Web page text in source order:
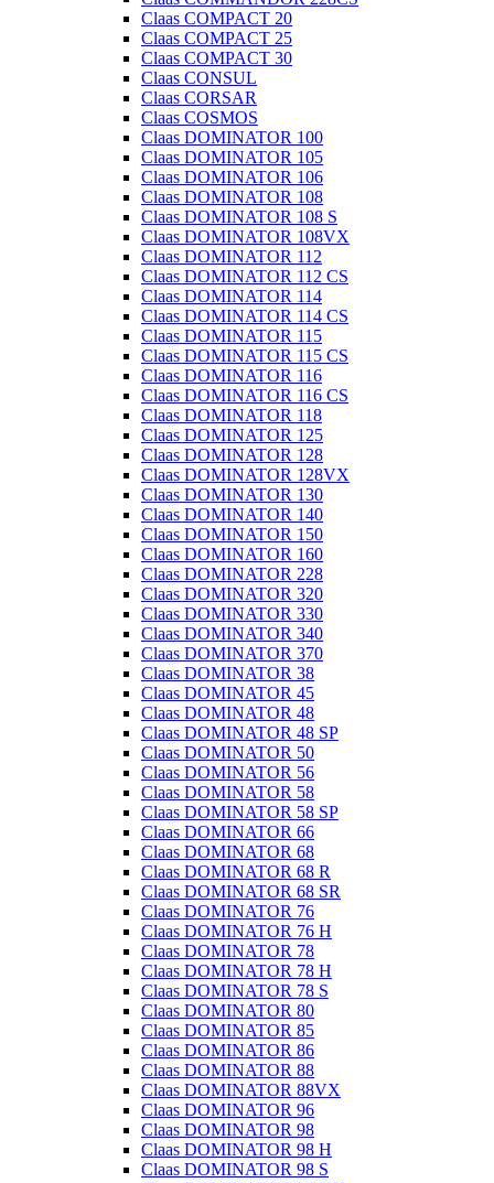
Claas COMPACT 20
Claas COMPACT 25
Claas COMPACT 30
Claas CONSUL
Claas CORSAR
Claas COSMOS
Claas DOMINATOR 100
Claas DOMINATOR 105
Claas DOMINATOR 106
Claas DOMINATOR 108
Claas DOMINATOR 108 S
Claas DOMINATOR 108VX
Claas DOMINATOR 112
Claas DOMINATOR 112 CS
Claas DOMINATOR 114
Claas DOMINATOR 114 CS
Claas DOMINATOR 115
Claas DOMINATOR 115 CS
Claas DOMINATOR 116
Claas DOMINATOR 116 CS
Claas DOMINATOR 118
Claas DOMINATOR 125
Claas DOMINATOR 128
Claas DOMINATOR 128VX
Claas DOMINATOR 130
Claas DOMINATOR 140
Claas DOMINATOR 150
Claas DOMINATOR 160
Claas DOMINATOR 228
Claas DOMINATOR 320
Claas DOMINATOR 330
Claas DOMINATOR 340
Claas DOMINATOR 370
Claas DOMINATOR 38
Claas DOMINATOR 45
Claas DOMINATOR 48
Claas DOMINATOR 48 SP
Claas DOMINATOR 50
Claas DOMINATOR 56
Claas DOMINATOR 58
Claas DOMINATOR 58 SP
Claas DOMINATOR 66
Claas DOMINATOR 68
Claas DOMINATOR 68 R
Claas DOMINATOR 68 SR
Claas DOMINATOR 76
Claas DOMINATOR 76 H
Claas DOMINATOR 78
Claas DOMINATOR 78 H
Claas DOMINATOR 78 S
Claas DOMINATOR 80
Claas DOMINATOR 85
Claas DOMINATOR 86
Claas DOMINATOR 88
Claas DOMINATOR 88VX
Claas DOMINATOR 96
Claas DOMINATOR 98
Claas DOMINATOR 98 H
Claas DOMINATOR 98 S